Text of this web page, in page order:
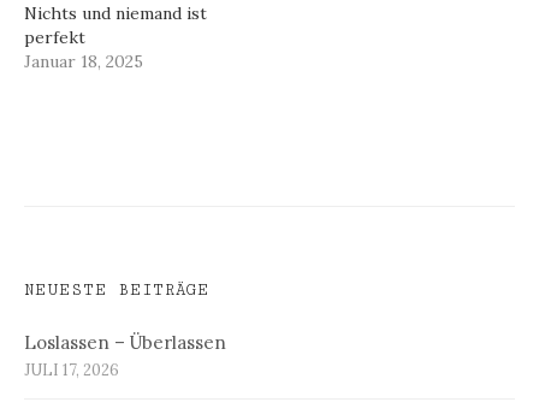
Nichts und niemand ist
perfekt
Januar 18, 2025
NEUESTE BEITRÄGE
Loslassen – Überlassen
JULI 17, 2026